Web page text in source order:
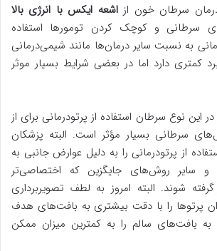
درمان سرطان خون ازاشعه ایکس با انرژی بالا
سرطانی و کوچک کردن تومورها استفاده
به نسبت سایر درمان‌ها مانند شیمی‌درمانی
کمتری دارد اما در بعضی شرایط بسیار موثر
این نوع سرطان استفاده از پرتودرمانی برای از
سرطانی بسیار مؤثر است. البته پزشکان
از پرتودرمانی را به دلیل عوارض جانبی به
و سایر روش‌های جایگزین که اختصاصی‌تر
شوند. البته امروز به لطف تصویربرداری
پرتوها را با دقت بیشتری به بافت‌های هدف
به بافت‌های سالم را به کمترین میزان ممکن